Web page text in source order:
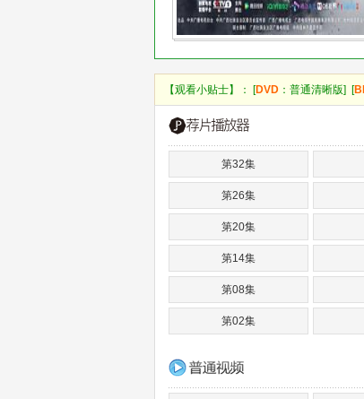
【观看小贴士】： [DVD ：普通清晰版] [
第32集
第26集
第20集
第14集
第08集
第02集